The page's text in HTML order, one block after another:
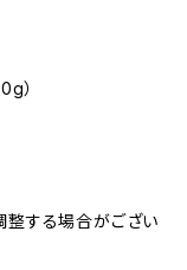
）
整する場合がござい